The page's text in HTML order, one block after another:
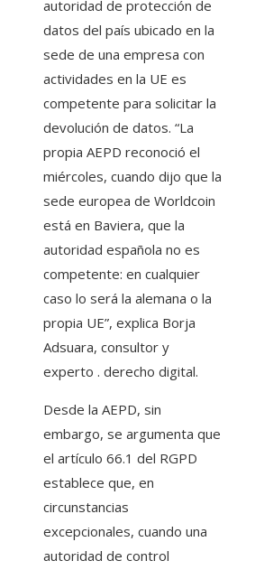
autoridad de protección de
datos del país ubicado en la
sede de una empresa con
actividades en la UE es
competente para solicitar la
devolución de datos. “La
propia AEPD reconoció el
miércoles, cuando dijo que la
sede europea de Worldcoin
está en Baviera, que la
autoridad española no es
competente: en cualquier
caso lo será la alemana o la
propia UE”, explica Borja
Adsuara, consultor y
experto . derecho digital.
Desde la AEPD, sin
embargo, se argumenta que
el artículo 66.1 del RGPD
establece que, en
circunstancias
excepcionales, cuando una
autoridad de control